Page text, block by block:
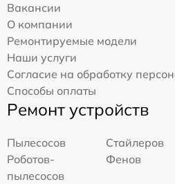
Вакансии
О компании
Ремонтируемые модели
Наши услуги
Согласие на обработку
Способы оплаты
Ремонт устройств
Пылесосов
Стайлеров
Роботов-
пылесосов
Фенов